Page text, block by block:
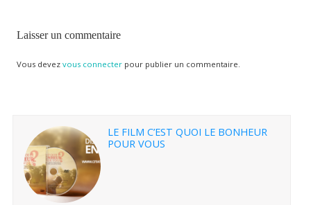
Laisser un commentaire
Vous devez vous connecterpour publier un commentaire.
LE FILM C’EST QUOI LE BONHEUR
POUR VOUS